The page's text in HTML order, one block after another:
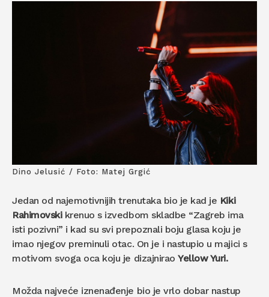
Dino Jelusić / Foto: Matej Grgić
Jedan od najemotivnijih trenutaka bio je kad je Kiki
Rahimovskikrenuo s izvedbom skladbe “Zagreb ima
isti pozivni” i kad su svi prepoznali boju glasa koju je
imao njegov preminuli otac. On je i nastupio u majici s
motivom svoga oca koju je dizajniraoYellow Yuri.
Možda najveće iznenađenje bio je vrlo dobar nastup